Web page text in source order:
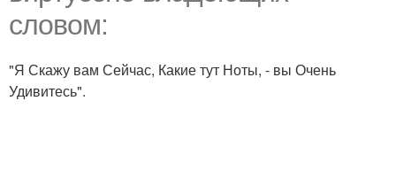
словом:
"Я Скажу вам Сейчас, Какие тут Ноты, - вы Очень
Удивитесь".